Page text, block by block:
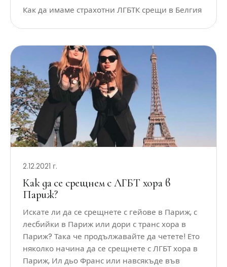
Как да имаме страхотни ЛГБТК срещи в Белгия
2.12.2021 г.
Как да се срещнем с ЛГБТ хора в
Париж?
Искате ли да се срещнете с гейове в Париж, с
лесбийки в Париж или дори с транс хора в
Париж? Така че продължавайте да четете! Ето
няколко начина да се срещнете с ЛГБТ хора в
Париж, Ил дьо Франс или навсякъде във